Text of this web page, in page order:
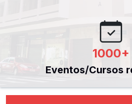
1000+
Eventos/Cursos